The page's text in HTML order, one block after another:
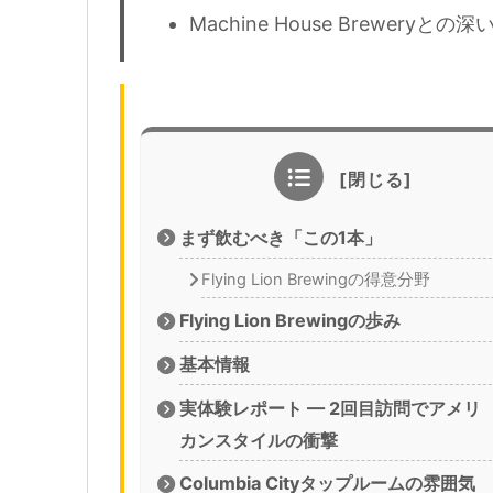
Machine House Breweryとの深
まず飲むべき「この1本」
Flying Lion Brewingの得意分野
Flying Lion Brewingの歩み
基本情報
実体験レポート — 2回目訪問でアメリ
カンスタイルの衝撃
Columbia Cityタップルームの雰囲気